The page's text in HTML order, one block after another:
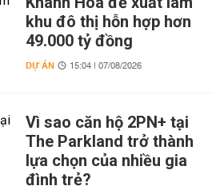
khu đô thị hỗn hợp hơn
49.000 tỷ đồng
DỰ ÁN 15:04 | 07/08/2026
Vì sao căn hộ 2PN+ tại
The Parkland trở thành
lựa chọn của nhiều gia
đình trẻ?